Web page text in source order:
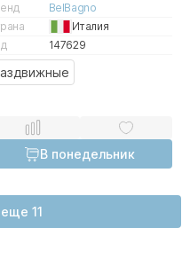
BelBagno
Италия
147629
В понедельник
11